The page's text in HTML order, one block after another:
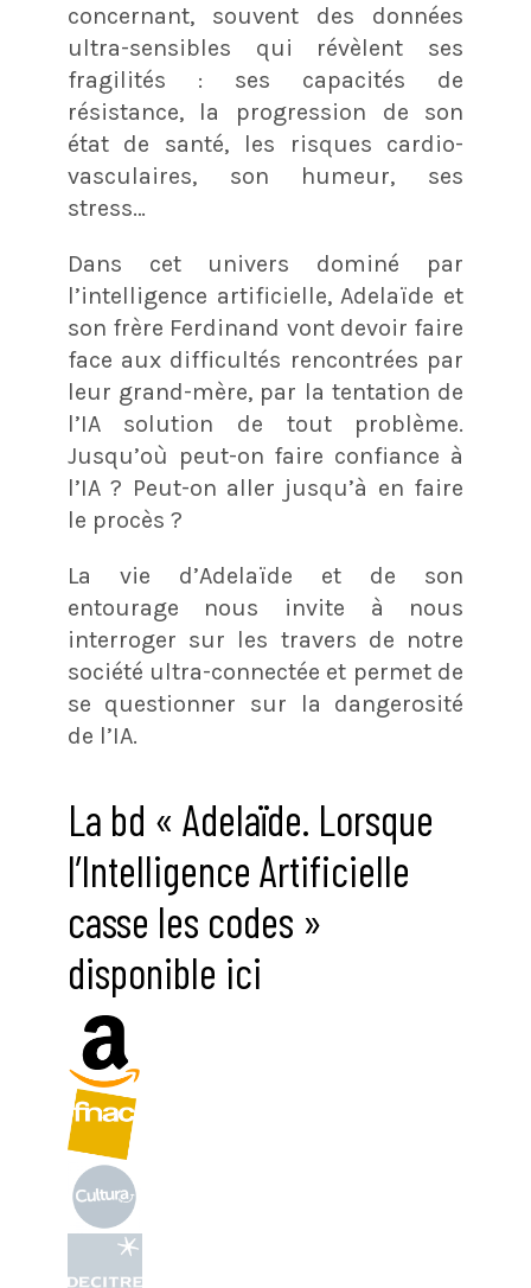
concernant, souvent des données
ultra-sensibles qui révèlent ses
fragilités : ses capacités de
résistance, la progression de son
état de santé, les risques cardio-
vasculaires, son humeur, ses
stress…
Dans cet univers dominé par
l’intelligence artificielle, Adelaïde et
son frère Ferdinand vont devoir faire
face aux difficultés rencontrées par
leur grand-mère, par la tentation de
l’IA solution de tout problème.
Jusqu’où peut-on faire confiance à
l’IA ? Peut-on aller jusqu’à en faire
le procès ?
La vie d’Adelaïde et de son
entourage nous invite à nous
interroger sur les travers de notre
société ultra-connectée et permet de
se questionner sur la dangerosité
de l’IA.
La bd « Adelaïde. Lorsque
l’Intelligence Artificielle
casse les codes »
disponible ici